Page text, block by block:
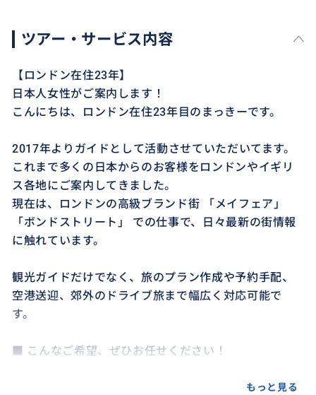
ツアー・サービス内容
【ロンドン在住23年】
日本人女性がご案内します！
こんにちは、ロンドン在住23年目のまっきーです。
2017年よりガイドとして活動させていただいてます。
これまで多くの日本からのお客様をロンドンやイギリ
ス各地にご案内してきました。
現在は、ロンドンの高級ブランド街 「メイフェア」
「ボンドストリート」 での仕事で、日々最新の街情報
に触れています。
観光ガイドだけでなく、旅のプラン作成や予約手配、
空港送迎、郊外のドライブ旅まで幅広く対応可能で
す。
■ こんなご希望、ぜひお任せください！
✅ 王道のロンドン観光地を効率よくまわりたいもっと見る